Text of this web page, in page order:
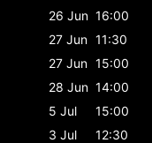
26 Jun 16:00
27 Jun 11:30
27 Jun 15:00
28 Jun 14:00
5 Jul
15:00
3 Jul
12:30